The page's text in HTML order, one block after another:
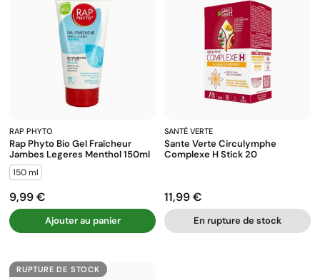
RAP PHYTO
Rap Phyto Bio Gel Fraîcheur
Jambes Legeres Menthol 150ml
150 ml
Prix
9,99 €
Ajouter au panier
SANTÉ VERTE
Sante Verte Circulymphe
Complexe H Stick 20
Prix
11,99 €
En rupture de stock
RUPTURE DE STOCK